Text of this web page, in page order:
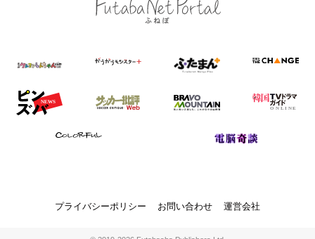
プライバシーポリシー お問い合わせ 運営会社